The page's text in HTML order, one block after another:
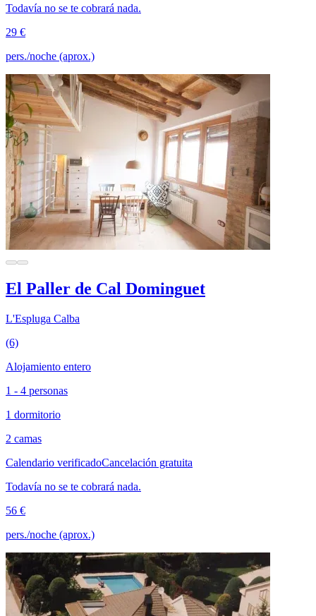
Todavía no se te cobrará nada.
29 €
pers./noche (aprox.)
El Paller de Cal Dominguet
L'Espluga Calba
(6)
Alojamiento entero
1 - 4 personas
1 dormitorio
2 camas
Calendario verificadoCancelación gratuita
Todavía no se te cobrará nada.
56 €
pers./noche (aprox.)